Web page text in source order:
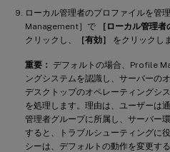
ローカル管理者のプロファイルを管
Management］で
［ローカル管理者
クリックし、
［有効］ をクリックし
重要： デフォルトの場合、Profile
ングシステムを認識し、サーバーの
デスクトップのオペレーティングシ
を処理します。理由は、ユーザーは
管理者グループに所属し、サーバー
すると、トラブルシューティングに
シーは、デフォルトの動作を変更す